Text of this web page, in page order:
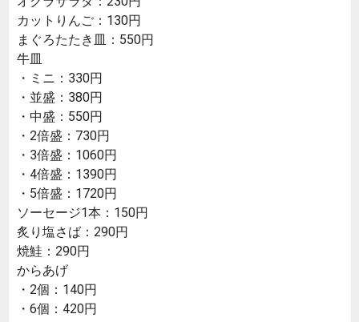
カットりんご：130円
まぐろたたき皿：550円
牛皿
・ミニ：330円
・並盛：380円
・中盛：550円
・2倍盛：730円
・3倍盛：1060円
・4倍盛：1390円
・5倍盛：1720円
ソーセージ1本：150円
炙り塩さば：290円
焼鮭：290円
からあげ
・2個：140円
・6個：420円